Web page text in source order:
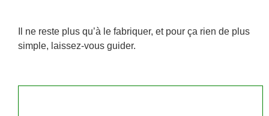
Il ne reste plus qu’à le fabriquer, et pour ça rien de plus
simple, laissez-vous guider.